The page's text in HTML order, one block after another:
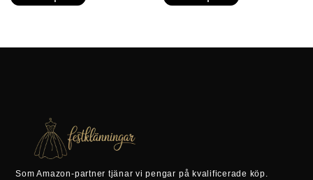
Som Amazon-partner tjänar vi pengar på kvalificerade köp.